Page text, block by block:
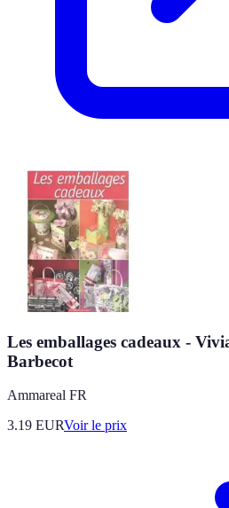
Les emballages cadeaux -
Barbecot
Ammareal FR
3.19 EURVoir le prix